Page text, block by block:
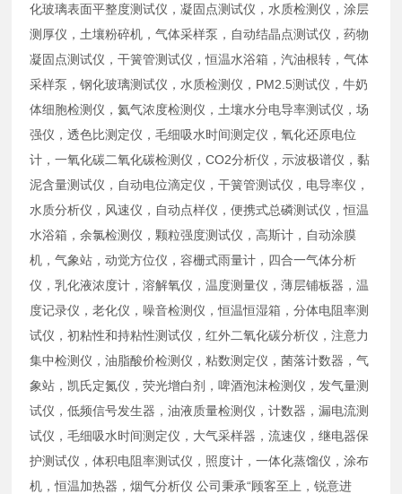
化玻璃表面平整度测试仪，凝固点测试仪，水质检测仪，涂层
测厚仪，土壤粉碎机，气体采样泵，自动结晶点测试仪，药物
凝固点测试仪，干簧管测试仪，恒温水浴箱，汽油根转，气体
采样泵，钢化玻璃测试仪，水质检测仪，PM2.5测试仪，牛奶
体细胞检测仪，氦气浓度检测仪，土壤水分电导率测试仪，场
强仪，透色比测定仪，毛细吸水时间测定仪，氧化还原电位
计，一氧化碳二氧化碳检测仪，CO2分析仪，示波极谱仪，黏
泥含量测试仪，自动电位滴定仪，干簧管测试仪，电导率仪，
水质分析仪，风速仪，自动点样仪，便携式总磷测试仪，恒温
水浴箱，余氯检测仪，颗粒强度测试仪，高斯计，自动涂膜
机，气象站，动觉方位仪，容栅式雨量计，四合一气体分析
仪，乳化液浓度计，溶解氧仪，温度测量仪，薄层铺板器，温
度记录仪，老化仪，噪音检测仪，恒温恒湿箱，分体电阻率测
试仪，初粘性和持粘性测试仪，红外二氧化碳分析仪，注意力
集中检测仪，油脂酸价检测仪，粘数测定仪，菌落计数器，气
象站，凯氏定氮仪，荧光增白剂，啤酒泡沫检测仪，发气量测
试仪，低频信号发生器，油液质量检测仪，计数器，漏电流测
试仪，毛细吸水时间测定仪，大气采样器，流速仪，继电器保
护测试仪，体积电阻率测试仪，照度计，一体化蒸馏仪，涂布
机，恒温加热器，烟气分析仪 公司秉承“顾客至上，锐意进